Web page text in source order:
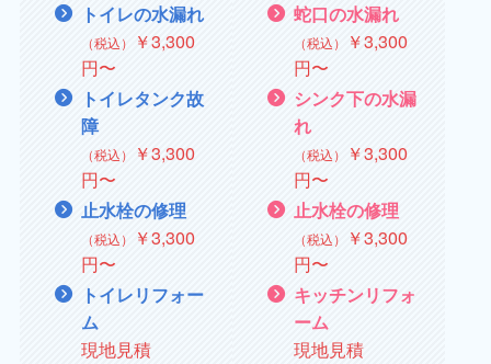
トイレの水漏れ
（税込） ￥3,300
円〜
トイレタンク故
障
（税込） ￥3,300
円〜
止水栓の修理
（税込） ￥3,300
円〜
トイレリフォー
ム
現地見積
蛇口の水漏れ
（税込） ￥3,300
円〜
シンク下の水漏
れ
（税込）
￥3,300
円〜
止水栓の修理
（税込） ￥3,300
円〜
キッチンリフォ
ーム
現地見積